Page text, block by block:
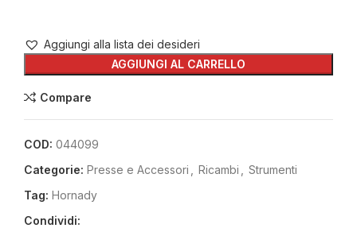
AGGIUNGI AL CARRELLO
Aggiungi alla lista dei desideri
Compare
COD: 044099
Categorie: Presse e Accessori Ricambi
Strumenti
Tag: Hornady
Condividi: